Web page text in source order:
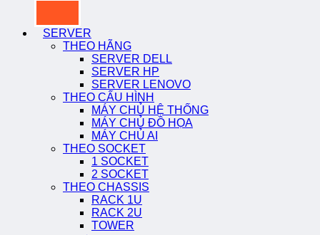
SERVER
THEO HÃNG
SERVER DELL
SERVER HP
SERVER LENOVO
THEO CẤU HÌNH
MÁY CHỦ HỆ THỐNG
MÁY CHỦ ĐỒ HỌA
MÁY CHỦ AI
THEO SOCKET
1 SOCKET
2 SOCKET
THEO CHASSIS
RACK 1U
RACK 2U
TOWER